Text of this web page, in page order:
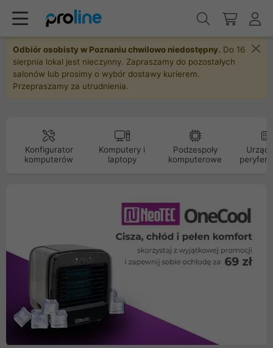
Odbiór osobisty w Poznaniu chwilowo niedostępny. Do 16
sierpnia lokal jest nieczynny. Zapraszamy do pozostałych
salonów lub prosimy o wybór dostawy kurierem.
Przepraszamy za utrudnienia.
Konfigurator
komputerów
Komputery i
laptopy
Podzespoły
komputerowe